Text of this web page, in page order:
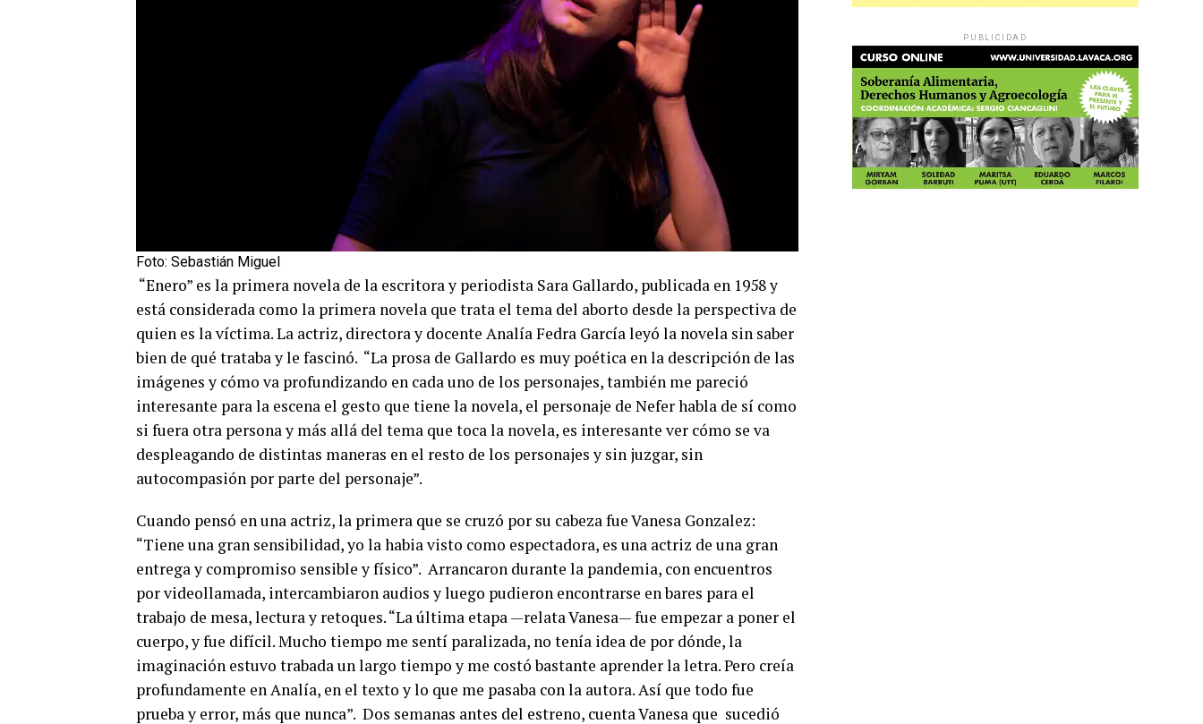
Foto: Sebastián Miguel
“Enero” es la primera novela de la escritora y periodista Sara Gallardo, publicada en 1958 y
está considerada como la primera novela que trata el tema del aborto desde la perspectiva de
quien es la víctima. La actriz, directora y docente Analía Fedra García leyó la novela sin saber
bien de qué trataba y le fascinó. “La prosa de Gallardo es muy poética en la descripción de las
imágenes y cómo va profundizando en cada uno de los personajes, también me pareció
interesante para la escena el gesto que tiene la novela, el personaje de Nefer habla de sí como
si fuera otra persona y más allá del tema que toca la novela, es interesante ver cómo se va
despleagando de distintas maneras en el resto de los personajes y sin juzgar, sin
autocompasión por parte del personaje”.
Cuando pensó en una actriz, la primera que se cruzó por su cabeza fue Vanesa Gonzalez:
“Tiene una gran sensibilidad, yo la habia visto como espectadora, es una actriz de una gran
entrega y compromiso sensible y físico”. Arrancaron durante la pandemia, con encuentros
por videollamada, intercambiaron audios y luego pudieron encontrarse en bares para el
trabajo de mesa, lectura y retoques. “La última etapa —relata Vanesa— fue empezar a poner el
cuerpo, y fue difícil. Mucho tiempo me sentí paralizada, no tenía idea de por dónde, la
imaginación estuvo trabada un largo tiempo y me costó bastante aprender la letra. Pero creía
profundamente en Analía, en el texto y lo que me pasaba con la autora. Así que todo fue
prueba y error, más que nunca”. Dos semanas antes del estreno, cuenta Vanesa que sucedió
PUBLICIDAD